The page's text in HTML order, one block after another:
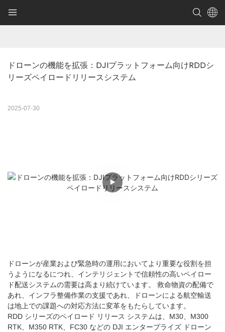
ドローンの機能を拡張：DJIプラットフォーム向けRDDシ
リーズペイロードリリースシステム
2025-07-30
ドローンが産業および緊急時の運用においてより重要な役割を担
うようになるにつれ、インテリジェントで信頼性の高いペイロー
ド配送システムの需要は高まり続けています。 救命物資の配備で
あれ、インフラ整備作業の支援であれ、ドローンによる航空輸送
は地上での課題への対応方法に変革をもたらしています。
RDD シリーズのペイロード リリース システムは、M30、M300
RTK、M350 RTK、FC30 などの DJI エンタープライズ ドローン